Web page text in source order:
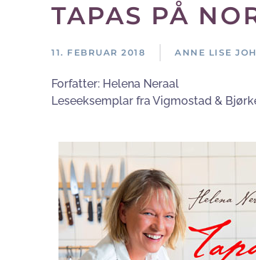
TAPAS PÅ
11. FEBRUAR 2018 ANNE LISE
Forfatter: Helena Neraal
Leseeksemplar fra Vigmostad &